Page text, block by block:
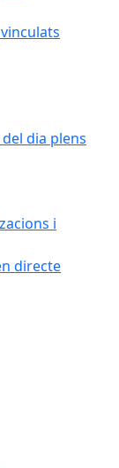
dia plens
i
directe